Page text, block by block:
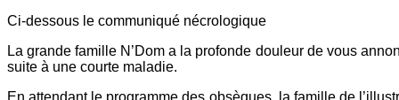
Ci-dessous le communiqué nécrologique
La grande famille N’Dom a la profonde douleur de vous
suite à une courte maladie.